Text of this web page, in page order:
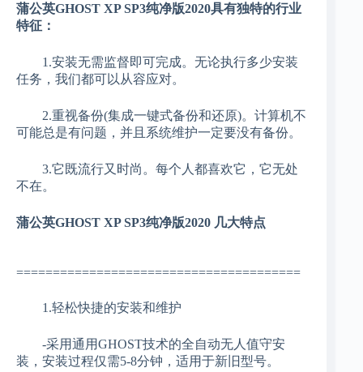
蒲公英GHOST XP SP3纯净版2020具有独特的行业
特征：
1.安装无需监督即可完成。无论执行多少安装
任务，我们都可以从容应对。
2.重视备份(集成一键式备份和还原)。计算机不
可能总是有问题，并且系统维护一定要没有备份。
3.它既流行又时尚。每个人都喜欢它，它无处
不在。
蒲公英GHOST XP SP3纯净版2020 几大特点
=======================================
1.轻松快捷的安装和维护
-采用通用GHOST技术的全自动无人值守安
装，安装过程仅需5-8分钟，适用于新旧型号。